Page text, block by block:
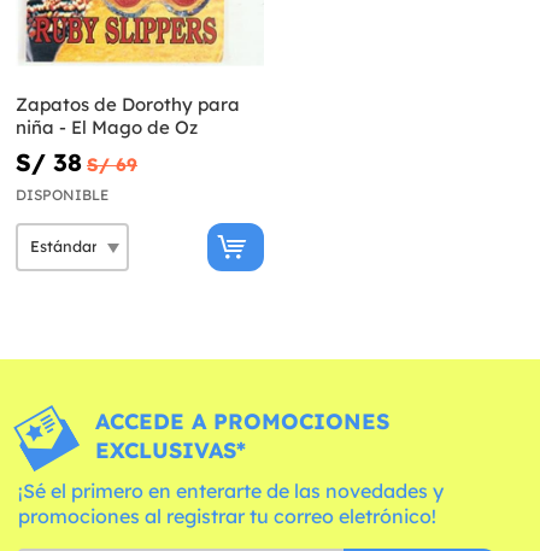
Zapatos de Dorothy para
niña - El Mago de Oz
S/ 38 S/ 69
DISPONIBLE
ACCEDE A PROMOCIONES
EXCLUSIVAS*
¡Sé el primero en enterarte de las novedades y
promociones al registrar tu correo eletrónico!